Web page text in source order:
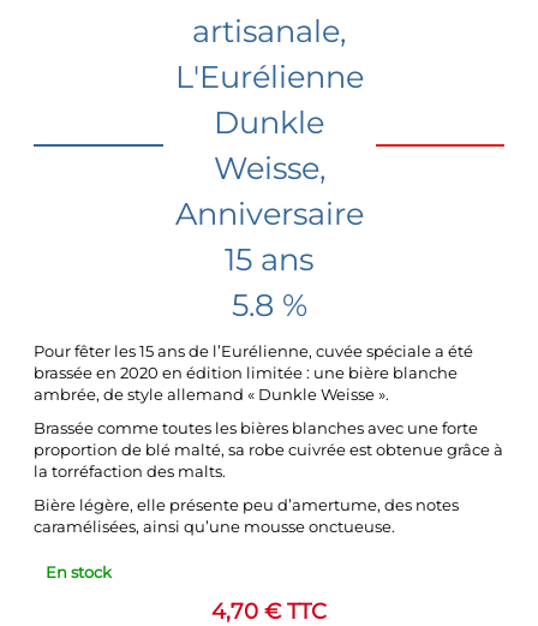
artisanale,
L'Eurélienne
Dunkle
Weisse,
Anniversaire
15 ans
5.8 %
Pour fêter les 15 ans de l’Eurélienne, cuvée spéciale a été
brassée en 2020 en édition limitée : une bière blanche
ambrée, de style allemand « Dunkle Weisse ».
Brassée comme toutes les bières blanches avec une forte
proportion de blé malté, sa robe cuivrée est obtenue grâce à
la torréfaction des malts.
Bière légère, elle présente peu d’amertume, des notes
caramélisées, ainsi qu’une mousse onctueuse.
En stock
4,70 €TTC